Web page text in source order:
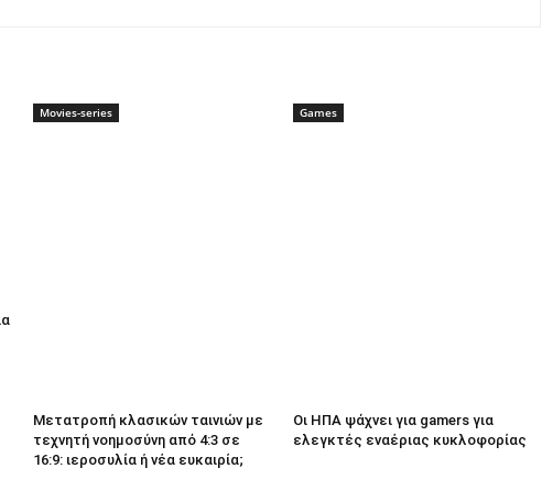
Movies-series
Μετατροπή κλασικών ταινιών με
τεχνητή νοημοσύνη από 4:3 σε
16:9: ιεροσυλία ή νέα ευκαιρία;
Games
Οι ΗΠΑ ψάχνει για gamers για
ελεγκτές εναέριας κυκλοφορίας